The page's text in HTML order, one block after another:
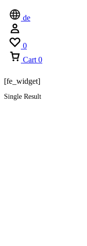
de
0
Cart 0
[fe_widget]
Single Result